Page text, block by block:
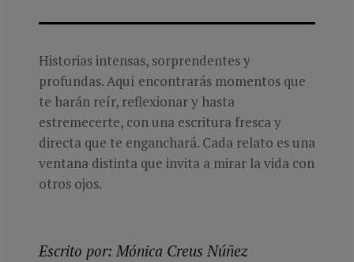
Historias intensas, sorprendentes y
profundas. Aquí encontrarás momentos que
te harán reír, reflexionar y hasta
estremecerte, con una escritura fresca y
directa que te enganchará. Cada relato es una
ventana distinta que invita a mirar la vida con
otros ojos.
Escrito por: Mónica Creus Núñez